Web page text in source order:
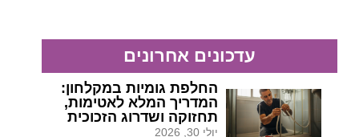
עדכונים אחרונים
החלפת גומיות במקלחון:
המדריך המלא לאטימות,
תחזוקה ושדרוג הזכוכית
יולי 30, 2026